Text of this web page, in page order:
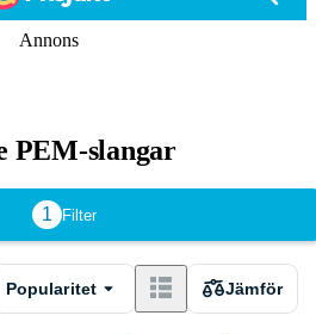
Annons
PEM-slangar
1 Filter
Popularitet Jämför